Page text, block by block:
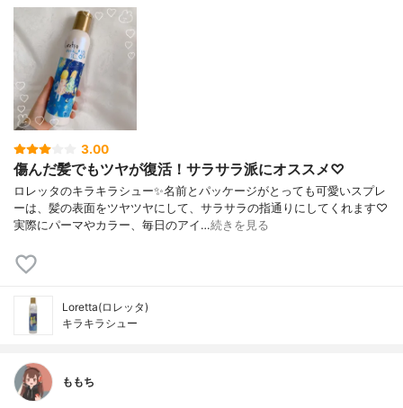
3.00
傷んだ髪でもツヤが復活！サラサラ派にオススメ♡
ロレッタのキラキラシュー✨名前とパッケージがとっても可愛いスプレ
ーは、髪の表面をツヤツヤにして、サラサラの指通りにしてくれます♡
実際にパーマやカラー、毎日のアイ…続きを見る
Loretta(ロレッタ)
キラキラシュー
ももち